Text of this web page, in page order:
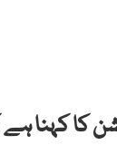
کا